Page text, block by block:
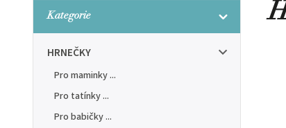
Kategorie
HRNEČKY
Pro maminky ...
Pro tatínky ...
Pro babičky ...